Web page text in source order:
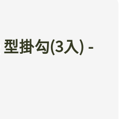
掛勾(3入) -